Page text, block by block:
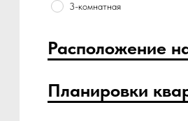
3-комнатная
Расположение
Планировки